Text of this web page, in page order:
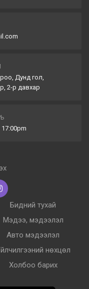
Дунд гол,
2-р давхар
Бидний тухай
Мэдээ, мэдээлэл
Авто мэдээлэл
нөхцөл
Холбоо барих